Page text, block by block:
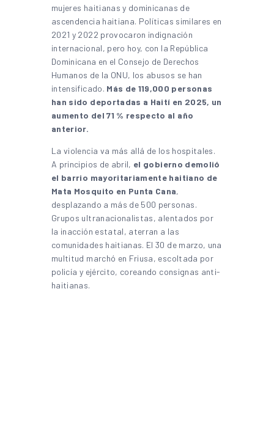
mujeres haitianas y dominicanas de
ascendencia haitiana. Políticas similares en
2021 y 2022 provocaron indignación
internacional, pero hoy, con la República
Dominicana en el Consejo de Derechos
Humanos de la ONU, los abusos se han
intensificado. Más de 119,000 personas
han sido deportadas a Haití en 2025, un
aumento del 71 % respecto al año
anterior.
La violencia va más allá de los hospitales.
A principios de abril, el gobierno demolió
el barrio mayoritariamente haitiano de
Mata Mosquito en Punta Cana,
desplazando a más de 500 personas.
Grupos ultranacionalistas, alentados por
la inacción estatal, aterran a las
comunidades haitianas. El 30 de marzo, una
multitud marchó en Friusa, escoltada por
policía y ejército, coreando consignas anti-
haitianas.